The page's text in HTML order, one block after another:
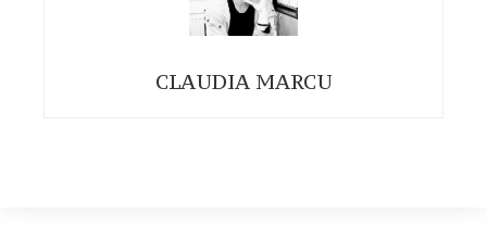
CLAUDIA MARCU